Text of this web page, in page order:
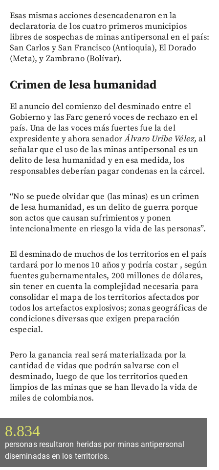
Esas mismas acciones desencadenaron en la
declaratoria de los cuatro primeros municipios
libres de sospechas de minas antipersonal en el país:
San Carlos y San Francisco (Antioquia), El Dorado
(Meta), y Zambrano (Bolívar).
Crimen de lesa humanidad
El anuncio del comienzo del desminado entre el
Gobierno y las Farc generó voces de rechazo en el
país. Una de las voces más fuertes fue la del
expresidente y ahora senadorÁlvaro Uribe Vélez,al
señalar que el uso de las minas antipersonal es un
delito de lesa humanidad y en esa medida, los
responsables deberían pagar condenas en la cárcel.
“No se puede olvidar que (las minas) es un crimen
de lesa humanidad, es un delito de guerra porque
son actos que causan sufrimientos y ponen
intencionalmente en riesgo la vida de las personas”.
El desminado de muchos de los territorios en el país
tardará por lo menos 10 años y podría costar , según
fuentes gubernamentales, 200 millones de dólares,
sin tener en cuenta la complejidad necesaria para
consolidar el mapa de los territorios afectados por
todos los artefactos explosivos; zonas geográficas de
condiciones diversas que exigen preparación
especial.
Pero la ganancia real será materializada por la
cantidad de vidas que podrán salvarse con el
desminado, luego de que los territorios queden
limpios de las minas que se han llevado la vida de
miles de colombianos.
8.834
personas resultaron heridas por minas antipersonal
diseminadas en los territorios.